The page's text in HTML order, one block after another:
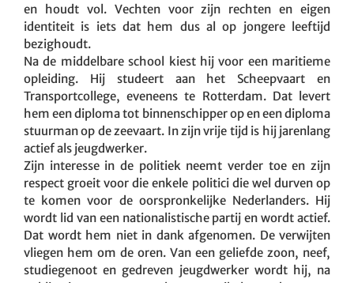
en houdt vol. Vechten voor zijn rechten en eigen
identiteit is iets dat hem dus al op jongere leeftijd
bezighoudt.
Na de middelbare school kiest hij voor een maritieme
opleiding. Hij studeert aan het Scheepvaart en
Transportcollege, eveneens te Rotterdam. Dat levert
hem een diploma tot binnenschipper op en een diploma
stuurman op de zeevaart. In zijn vrije tijd is hij jarenlang
actief als jeugdwerker.
Zijn interesse in de politiek neemt verder toe en zijn
respect groeit voor die enkele politici die wel durven op
te komen voor de oorspronkelijke Nederlanders. Hij
wordt lid van een nationalistische partij en wordt actief.
Dat wordt hem niet in dank afgenomen. De verwijten
vliegen hem om de oren. Van een geliefde zoon, neef,
studiegenoot en gedreven jeugdwerker wordt hij, na